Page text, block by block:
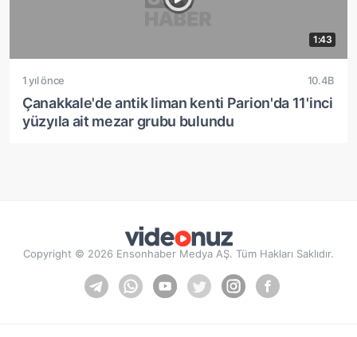
1:43
1 yıl önce 10.4B
Çanakkale'de antik liman kenti Parion'da 11'inci
yüzyıla ait mezar grubu bulundu
Copyright © 2026 Ensonhaber Medya AŞ. Tüm Hakları Saklıdır.